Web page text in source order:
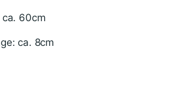
ca. 60cm
ca. 8cm